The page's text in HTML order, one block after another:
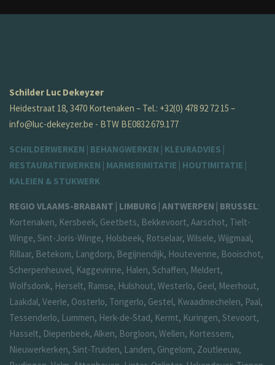
Schilder Luc Dekeyzer
Heidestraat 18, 3470 Kortenaken – Tel.: +32(0) 478 92 72 15 –
info@luc-dekeyzer.be - BTW BE0832.679.177
SCHILDERWERKEN | BEHANGWERKEN | KLEURADVIES |
RESTAURATIEWERKEN | MARMERIMITATIE | HOUTIMITATIE |
KALEIEN & STUKWERK
REGIO VLAAMS-BRABANT | LIMBURG | ANTWERPEN | BRUSSEL:
Kortenaken, Kersbeek, Geetbets, Bekkevoort, Aarschot, Tielt-
Winge, Sint-Joris-Winge, Holsbeek, Rotselaar, Wilsele, Wijgmaal,
Rillaar, Betekom, Langdorp, Begijnendijk, Houtevenne, Booischot,
Scherpenheuvel, Kaggevinne, Halen, Schaffen, Meldert,
Wolfsdonk, Herselt, Ramse, Hulshout, Westerlo, Geel, Meerhout,
Laakdal, Veerle, Oosterlo, Tongerlo, Gestel, Kwaadmechelen, Paal,
Tessenderlo, Lummen, Herk-de-Stad, Kermt, Kuringen, Stevoort,
Hasselt, Diepenbeek, Alken, Borgloon, Wellen, Kortessem,
Nieuwerkerken, Sint-Truiden, Landen, Gingelom, Zoutleeuw,